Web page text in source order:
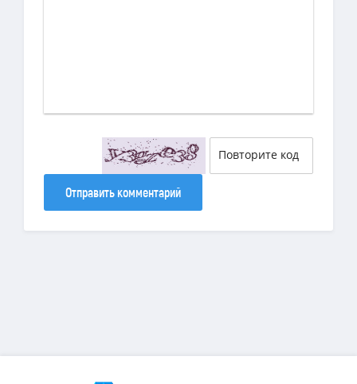
Отправить комментарий